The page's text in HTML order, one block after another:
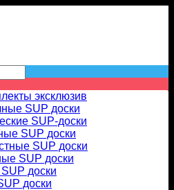
эксклюзив
SUP доски
SUP-доски
SUP доски
SUP доски
SUP доски
доски
доски